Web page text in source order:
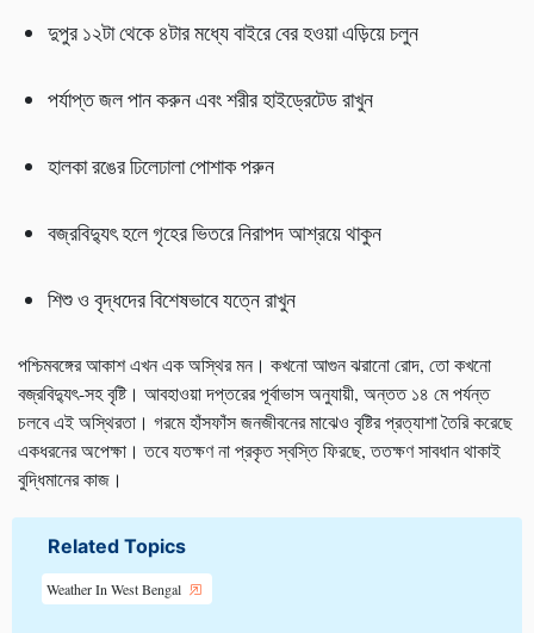
দুপুর ১২টা থেকে ৪টার মধ্যে বাইরে বের হওয়া এড়িয়ে চলুন
পর্যাপ্ত জল পান করুন এবং শরীর হাইড্রেটেড রাখুন
হালকা রঙের ঢিলেঢালা পোশাক পরুন
বজ্রবিদ্যুৎ হলে গৃহের ভিতরে নিরাপদ আশ্রয়ে থাকুন
শিশু ও বৃদ্ধদের বিশেষভাবে যত্নে রাখুন
পশ্চিমবঙ্গের আকাশ এখন এক অস্থির মন। কখনো আগুন ঝরানো রোদ, তো কখনো
বজ্রবিদ্যুৎ-সহ বৃষ্টি। আবহাওয়া দপ্তরের পূর্বাভাস অনুযায়ী, অন্তত ১৪ মে পর্যন্ত
চলবে এই অস্থিরতা। গরমে হাঁসফাঁস জনজীবনের মাঝেও বৃষ্টির প্রত্যাশা তৈরি করেছে
একধরনের অপেক্ষা। তবে যতক্ষণ না প্রকৃত স্বস্তি ফিরছে, ততক্ষণ সাবধান থাকাই
বুদ্ধিমানের কাজ।
Related Topics
Weather In West Bengal